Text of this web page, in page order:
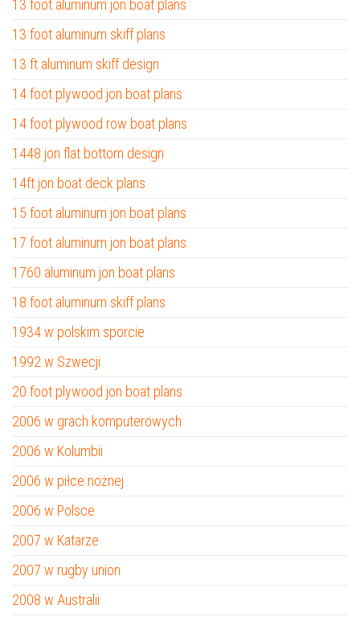
13 foot aluminum jon boat plans
13 foot aluminum skiff plans
13 ft aluminum skiff design
14 foot plywood jon boat plans
14 foot plywood row boat plans
1448 jon flat bottom design
14ft jon boat deck plans
15 foot aluminum jon boat plans
17 foot aluminum jon boat plans
1760 aluminum jon boat plans
18 foot aluminum skiff plans
1934 w polskim sporcie
1992 w Szwecji
20 foot plywood jon boat plans
2006 w grach komputerowych
2006 w Kolumbii
2006 w piłce nożnej
2006 w Polsce
2007 w Katarze
2007 w rugby union
2008 w Australii